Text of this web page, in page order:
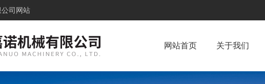
司网站
网站首页 关于我们